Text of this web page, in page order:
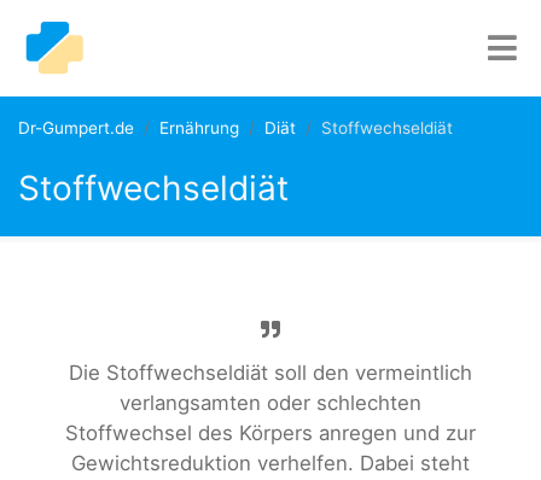
Dr-Gumpert.de Ernährung Diät Stoffwechseldiät
Stoffwechseldiät
Die Stoffwechseldiät soll den vermeintlich
verlangsamten oder schlechten
Stoffwechsel des Körpers anregen und zur
Gewichtsreduktion verhelfen. Dabei steht